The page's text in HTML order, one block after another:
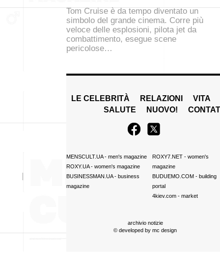
Tom Cruise è da tempo diventato un
simbolo del grande cinema. Corre più
veloce delle esplosioni, pilota jet da
combattimento, esegue scene
pericolose…
LE CELEBRITÀ RELAZIONI
VITA
SALUTE
NUOVO!
MENSCULT.UA- men's magazine
ROXY.UA- women's magazine
BUSINESSMAN.UA- business
magazine
ROXY7.NET- women's
magazine
BUDUEMO.COM- building
portal
4kiev.com- market
archivio notizie
© developed by mc design